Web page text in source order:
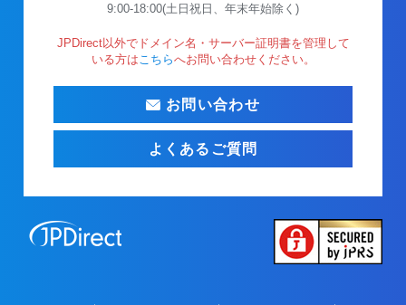
9:00-18:00(土日祝日、年末年始除く)
JPDirect以外でドメイン名・サーバー証明書を管理して
いる方は こちらへお問い合わせください。
お問い合わせ
よくあるご質問